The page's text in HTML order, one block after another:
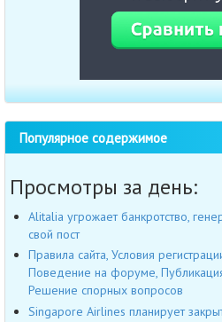
Популярное содержимое
Просмотры за день:
Alitalia угрожает банкротство,
свой пост
Правила сайта, Условия
Поведение на форуме,
Решение спорных вопросов
Singapore Airlines планирует